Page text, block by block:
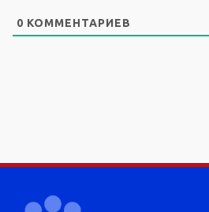
0 КОММЕНТАРИЕВ